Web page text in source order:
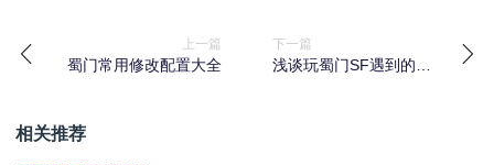
上一篇
蜀门常用修改配置大全
下一篇
浅谈玩蜀门SF遇到的故
相关推荐